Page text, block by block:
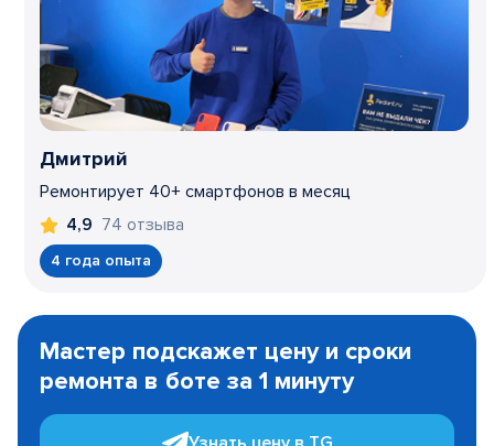
Дмитрий
Ремонтирует 40+ смартфонов в месяц
4,9 74 отзыва
4 года опыта
1
Мастер подскажет цену и сроки
ремонта в боте за 1 минуту